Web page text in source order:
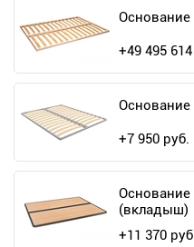
Основание
+49 495 614
Основание
+7 950 руб.
Основание
(вкладыш)
+11 370